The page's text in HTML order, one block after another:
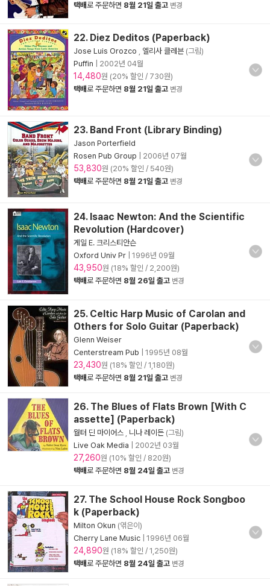
택배로 주문하면 8월 21일 출고 변경
22. Diez Deditos (Paperback)
Jose Luis Orozco 엘리사 클레븐 (그림)
Puffin
2002년 04월
14,480원 (20% 할인 / 730원)
택배로 주문하면 8월 21일 출고 변경
23. Band Front (Library Binding)
Jason Porterfield
Rosen Pub Group
2006년 07월
53,830원 (20% 할인 / 540원)
택배로 주문하면 8월 21일 출고 변경
24. Isaac Newton: And the Scientific
Revolution (Hardcover)
게일 E. 크리스티안슨
Oxford Univ Pr
1996년 09월
43,950원 (18% 할인 / 2,200원)
택배로 주문하면 8월 26일 출고 변경
25. Celtic Harp Music of Carolan and
Others for Solo Guitar (Paperback)
Glenn Weiser
Centerstream Pub
1995년 08월
23,430원 (18% 할인 / 1,180원)
택배로 주문하면 8월 21일 출고 변경
26. The Blues of Flats Brown [With C
assette] (Paperback)
월터 딘 마이어스 니나 레이든 (그림)
Live Oak Media
2002년 03월
27,260원 (10% 할인 / 820원)
택배로 주문하면 8월 24일 출고 변경
27. The School House Rock Songboo
k (Paperback)
Milton Okun (엮은이)
Cherry Lane Music
1996년 06월
24,890원 (18% 할인 / 1,250원)
택배로 주문하면 8월 24일 출고 변경